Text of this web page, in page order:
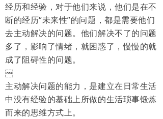
经历和经验，对于他们来说，他们是在不
断的经历“未来性”的问题，都是需要他们
去主动解决的问题。他们解决不了的问题
多了，影响了情绪，就困惑了，慢慢的就
成了阻碍性的问题。
￼
主动解决问题的能力，是建立在日常生活
中没有经验的基础上所做的生活琐事锻炼
而来的思维方式上。